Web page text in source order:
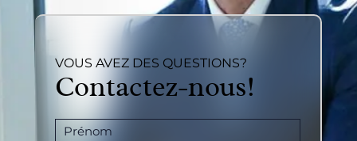
VOUS AVEZ DES QUESTIONS?
Contactez-nous!